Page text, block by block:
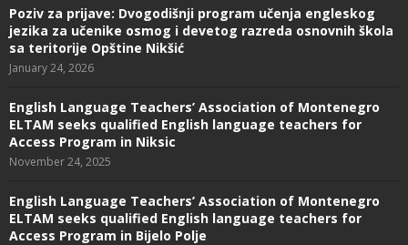
Poziv za prijave: Dvogodišnji program učenja engleskog
jezika za učenike osmog i devetog razreda osnovnih škola
sa teritorije Opštine Nikšić
January 24, 2026
English Language Teachers’ Association of Montenegro
ELTAM seeks qualified English language teachers for
Access Program in Niksic
November 24, 2025
English Language Teachers’ Association of Montenegro
ELTAM seeks qualified English language teachers for
Access Program in Bijelo Polje